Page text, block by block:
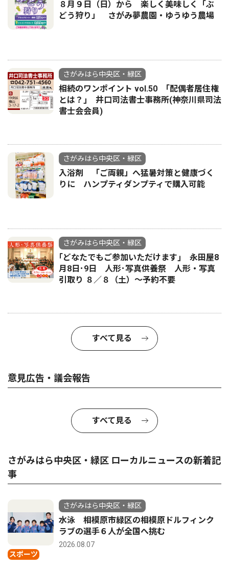
８月９日（日）から 楽しく美味しく「ぶ
どう狩り」 さがみ夢農園・ゆうゆう農場
さがみはら中央区・緑区
相続のワンポイント vol.50 ｢配偶者居住権
とは？｣ 井口司法書士事務所(神奈川県司法
書士会会員)
さがみはら中央区・緑区
入浴剤 「ご両親」へ猛暑対策と健康づく
りに ハンプティダンプティで購入可能
さがみはら中央区・緑区
｢どなたでもご参加いただけます｣ 永田屋8
月8日･9日 人形･写真供養祭 人形・写真
引取り ８／８（土）〜予約不要
すべて見る
意見広告・議会報告
すべて見る
さがみはら中央区・緑区 ローカルニュースの新着記
事
スポーツ
さがみはら中央区・緑区
水泳 相模原市緑区の相模原ドルフィンク
ラブの選手６人が全国へ挑む
2026.08.07